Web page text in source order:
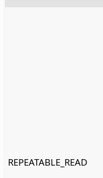
REPEATABLE_READ